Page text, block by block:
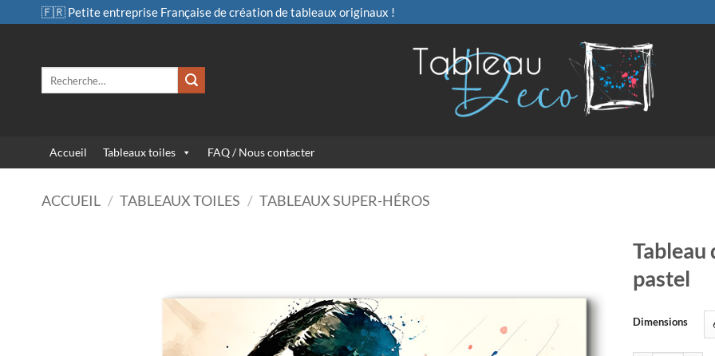
au
🇫🇷 Petite entreprise Française de création de tableaux originaux !
Accueil Tableaux toiles FAQ / Nous contacter
ACCUEIL / TABLEAUX TOILES / TABLEAUX SUPER-HÉROS
pastel
Dimensions